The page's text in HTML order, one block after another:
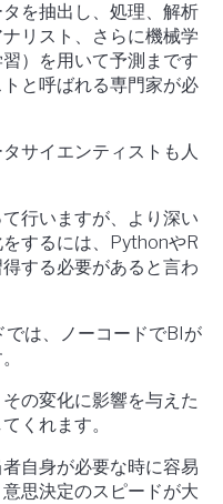
を抽出し、処理、解析
リスト、さらに機械学
）を用いて予測まです
と呼ばれる専門家が必
サイエンティストも人
行いますが、より深い
するには、PythonやR
する必要があると言わ
は、ノーコードでBIが
の変化に影響を与えた
くれます。
自身が必要な時に容易
思決定のスピードが大